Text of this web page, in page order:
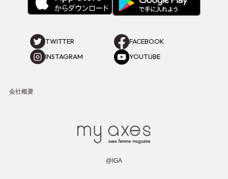
TWITTER
FACEBOOK
INSTAGRAM
YOUTUBE
会社概要
@IGA